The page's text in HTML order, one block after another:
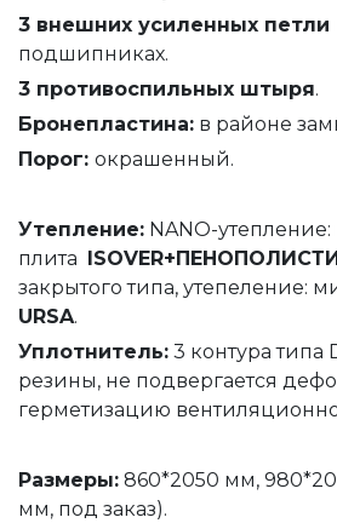
3 внешних усиленных петли
подшипниках.
3 противоспильных штыря.
Бронепластина: в районе
Порог: окрашенный.
Утепление: NANO-
плита
закрытого типа, утепеление:
URSA.
Уплотнитель: 3 контура типа
резины, не подвергается
герметизацию
Размеры: 860*2050 мм,
мм, под заказ).